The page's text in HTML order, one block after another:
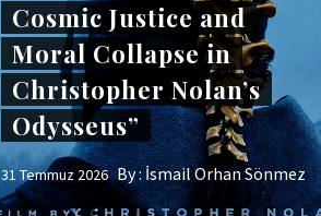
Cosmic Justice and
Moral Collapse in
Christopher Nolan’s
Odysseus”
31 Temmuz 2026 By :İsmail Orhan Sönmez